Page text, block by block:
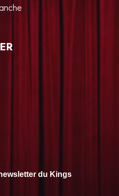
du Kings